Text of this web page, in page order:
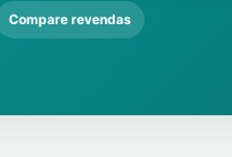
Compare revendas